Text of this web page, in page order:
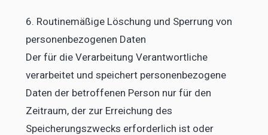
6. Routinemäßige Löschung und Sperrung von
personenbezogenen Daten
Der für die Verarbeitung Verantwortliche
verarbeitet und speichert personenbezogene
Daten der betroffenen Person nur für den
Zeitraum, der zur Erreichung des
Speicherungszwecks erforderlich ist oder